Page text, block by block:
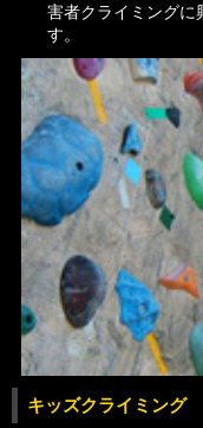
害者クライミングに
す。
キッズクライミング